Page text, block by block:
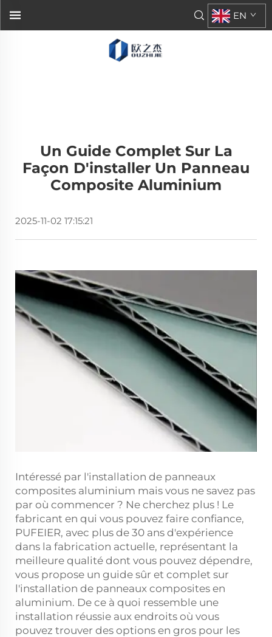
EN
Un Guide Complet Sur La
Façon D'installer Un Panneau
Composite Aluminium
2025-11-02 17:15:21
Intéressé par l'installation de panneaux
composites aluminium mais vous ne savez pas
par où commencer ? Ne cherchez plus ! Le
fabricant en qui vous pouvez faire confiance,
PUFEIER, avec plus de 30 ans d'expérience
dans la fabrication actuelle, représentant la
meilleure qualité dont vous pouvez dépendre,
vous propose un guide sûr et complet sur
l'installation de panneaux composites en
aluminium. De ce à quoi ressemble une
installation réussie aux endroits où vous
pouvez trouver des options en gros pour les